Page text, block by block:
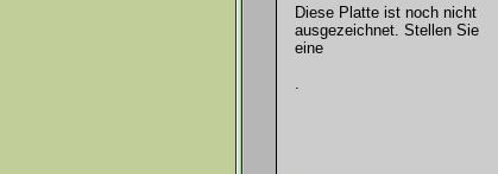
Diese Platte ist noch nicht
ausgezeichnet. Stellen Sie
eine